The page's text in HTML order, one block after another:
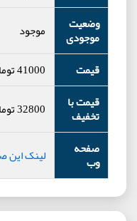
وضعیت
موجودی
موجود
قیمت
41000
قیمت با
تخفیف 32800
صفحه
وب لینک این